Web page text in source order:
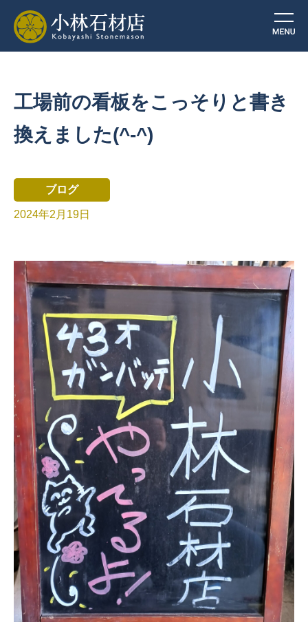
工場前の看板をこっそりと書き
換えました(^-^)
ブログ
2024年2月19日